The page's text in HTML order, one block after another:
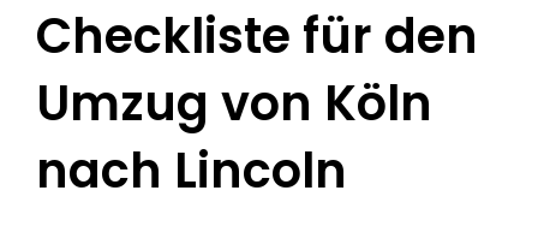
Checkliste für den
Umzug von Köln
nach Lincoln